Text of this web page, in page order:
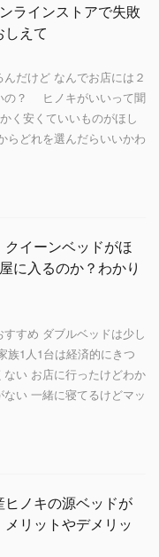
ラインストアで失敗
しえて
だけど なんでお店には２
の？ ヒノキがいいって聞
安くていいものがほし
らどれを選んだらいいかわ
クイーンベッドがほ
に入るのか？わかり
すめ ダブルベッドは少し
族1人1台は経済的にきつ
ない お店に行ったけどわか
い 一緒に寝てるけどマッ
ノキの源ベッドが
リットやデメリッ